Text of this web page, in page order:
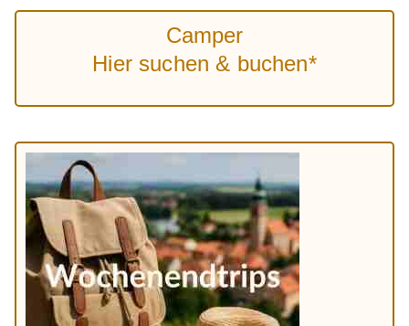
Camper
Hier suchen & buchen*